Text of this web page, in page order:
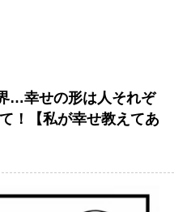
…幸せの形は人それぞ
！【私が幸せ教えてあ